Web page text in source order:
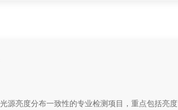
源亮度分布一致性的专业检测项目，重点包括亮度